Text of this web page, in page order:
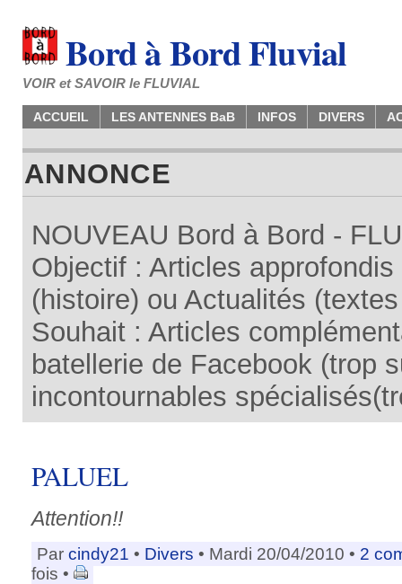
Bord à Bord Fluvial
VOIR et SAVOIR le FLUVIAL
ACCUEIL LES ANTENNES BaB INFOS DIVERS
ANNONCE
NOUVEAU Bord à Bord -
Objectif : Articles
(histoire) ou Actualités
Souhait : Articles
batellerie de Facebook (trop
incontournables
PALUEL
Attention!!
Par cindy21 • Divers • Mardi 20/04/2010 • 2
fois •